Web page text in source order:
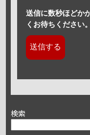
送信に数秒ほどか
くお待ちください。
検索